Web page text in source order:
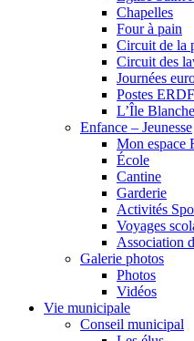
Chapelles
Four à pain
Circuit de la
Circuit des
Journées
Postes ERDF
L’Île Blanche
Enfance – Jeunesse
Mon espace
École
Cantine
Garderie
Activités
Voyages
Association
Galerie photos
Photos
Vidéos
Vie municipale
Conseil municipal